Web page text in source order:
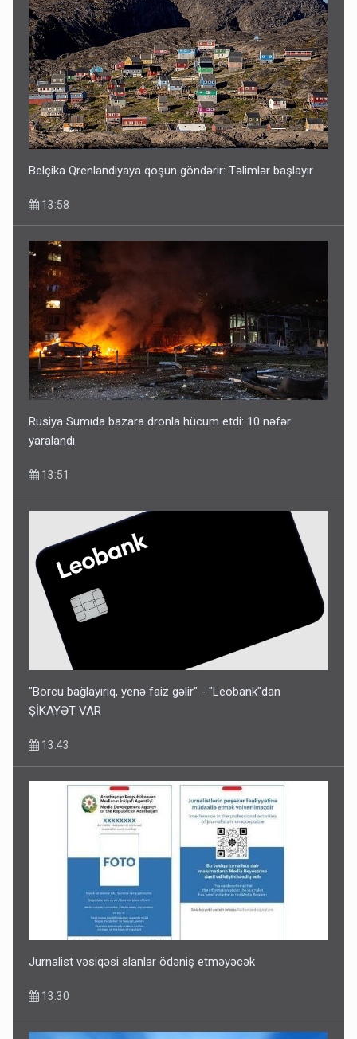
Belçika Qrenlandiyaya qoşun göndərir: Təlimlər başlayır
13:58
Rusiya Sumıda bazara dronla hücum etdi: 10 nəfər
yaralandı
13:51
"Borcu bağlayırıq, yenə faiz gəlir" - "Leobank"dan
ŞİKAYƏT VAR
13:43
Jurnalist vəsiqəsi alanlar ödəniş etməyəcək
13:30